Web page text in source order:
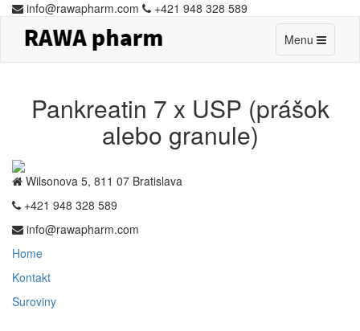
info@rawapharm.com
+421 948 328 589
Toggle
navigation
Menu
Pankreatin 7 x USP (prášok
alebo granule)
Wilsonova 5, 811 07 Bratislava
+421 948 328 589
info@rawapharm.com
Home
Kontakt
Suroviny